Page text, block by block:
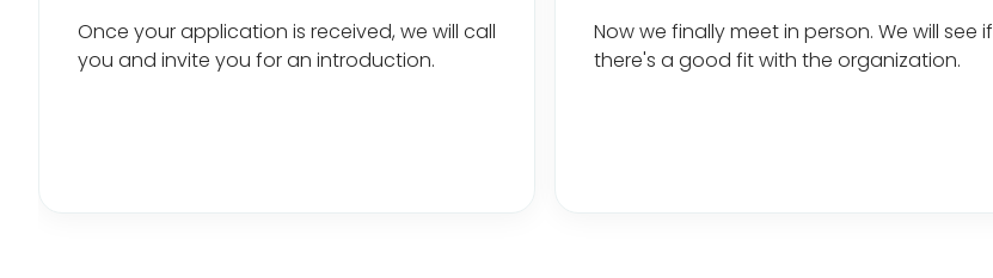
Once your application is received, we will call
you and invite you for an introduction.
Now we finally meet in person. We will see if
there's a good fit with the organization.